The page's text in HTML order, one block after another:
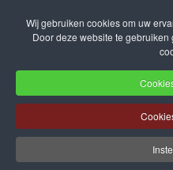
Wij gebruiken cookies om uw
Door deze website te
Terug naar hoofdinhoud